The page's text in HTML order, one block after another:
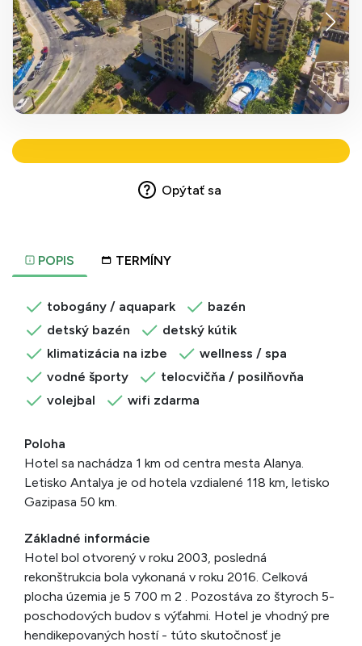
POPIS TERMÍNY
tobogány / aquapark
bazén
detský bazén
detský kútik
klimatizácia na izbe
wellness / spa
vodné športy
telocvičňa / posilňovňa
volejbal
wifi zdarma
Poloha
Hotel sa nachádza 1 km od centra mesta Alanya.
Letisko Antalya je od hotela vzdialené 118 km, letisko
Gazipasa 50 km.
Základné informácie
Hotel bol otvorený v roku 2003, posledná
rekonštrukcia bola vykonaná v roku 2016. Celková
plocha územia je 5 700 m 2 . Pozostáva zo štyroch 5-
poschodových budov s výťahmi. Hotel je vhodný pre
hendikepovaných hostí - túto skutočnosť je
Opýtať sa